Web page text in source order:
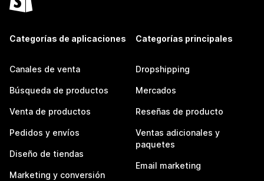
Categorías de aplicaciones
Canales de venta
Búsqueda de productos
Venta de productos
Pedidos y envíos
Diseño de tiendas
Marketing y conversión
Categorías principales
Dropshipping
Mercados
Reseñas de producto
Ventas adicionales y
paquetes
Email marketing